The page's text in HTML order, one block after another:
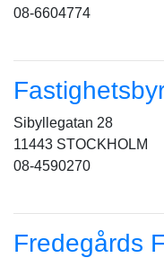
08-6604774
Sibyllegatan 28
11443 STOCKHOLM
08-4590270
Fredegårds